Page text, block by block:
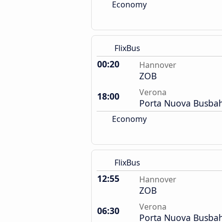
Economy
FlixBus
00:20 Hannover
ZOB
18:00
Verona
Porta Nuova
Economy
FlixBus
12:55 Hannover
ZOB
06:30
Verona
Porta Nuova